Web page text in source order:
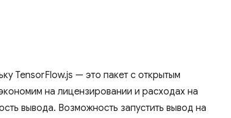
TensorFlow.js — это пакет с открытым
на лицензировании и расходах на
вывода. Возможность запустить вывод на